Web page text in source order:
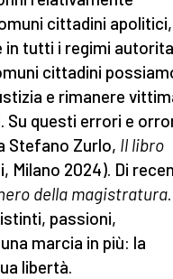
cittadini apolitici,
in tutti i regimi
cittadini
e rimanere
Su questi errori e
Stefano Zurlo, Il libro
Milano 2024). Di
della magistratura.
passioni,
marcia in più: la
libertà.